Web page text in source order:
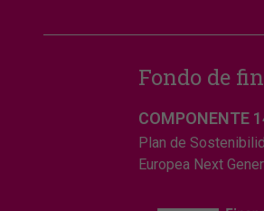
Fondo de
COMPONENTE
Plan de
Europea Next